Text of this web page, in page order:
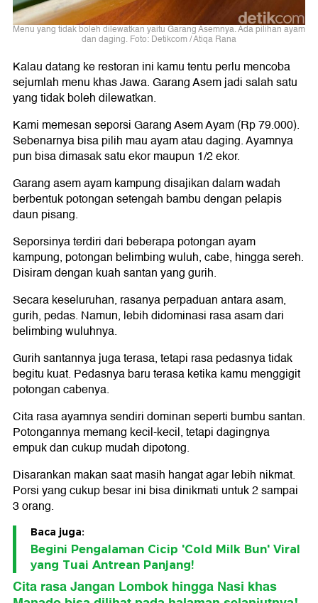
Menu yang tidak boleh dilewatkan yaitu Garang Asemnya. Ada pilihan ayam
dan daging. Foto: Detikcom / Atiqa Rana
Kalau datang ke restoran ini kamu tentu perlu mencoba
sejumlah menu khas Jawa. Garang Asem jadi salah satu
yang tidak boleh dilewatkan.
Kami memesan seporsi Garang Asem Ayam (Rp 79.000).
Sebenarnya bisa pilih mau ayam atau daging. Ayamnya
pun bisa dimasak satu ekor maupun 1/2 ekor.
Garang asem ayam kampung disajikan dalam wadah
berbentuk potongan setengah bambu dengan pelapis
daun pisang.
Seporsinya terdiri dari beberapa potongan ayam
kampung, potongan belimbing wuluh, cabe, hingga sereh.
Disiram dengan kuah santan yang gurih.
Secara keseluruhan, rasanya perpaduan antara asam,
gurih, pedas. Namun, lebih didominasi rasa asam dari
belimbing wuluhnya.
Gurih santannya juga terasa, tetapi rasa pedasnya tidak
begitu kuat. Pedasnya baru terasa ketika kamu menggigit
potongan cabenya.
Cita rasa ayamnya sendiri dominan seperti bumbu santan.
Potongannya memang kecil-kecil, tetapi dagingnya
empuk dan cukup mudah dipotong.
Disarankan makan saat masih hangat agar lebih nikmat.
Porsi yang cukup besar ini bisa dinikmati untuk 2 sampai
3 orang.
Baca juga:
Begini Pengalaman Cicip 'Cold Milk Bun' Viral
yang Tuai Antrean Panjang!
Cita rasa Jangan Lombok hingga Nasi khas